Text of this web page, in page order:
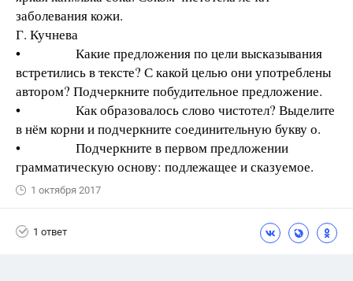
заболевания кожи.
Г. Кучнева
• Какие предложения по цели высказывания
встретились в тексте? С какой целью они употреблены
автором? Подчеркните побудительное предложение.
• Как образовалось слово чистотел? Выделите
в нём корни и подчеркните соединительную букву о.
• Подчеркните в первом предложении
грамматическую основу: подлежащее и сказуемое.
1 октября 2017
1 ответ